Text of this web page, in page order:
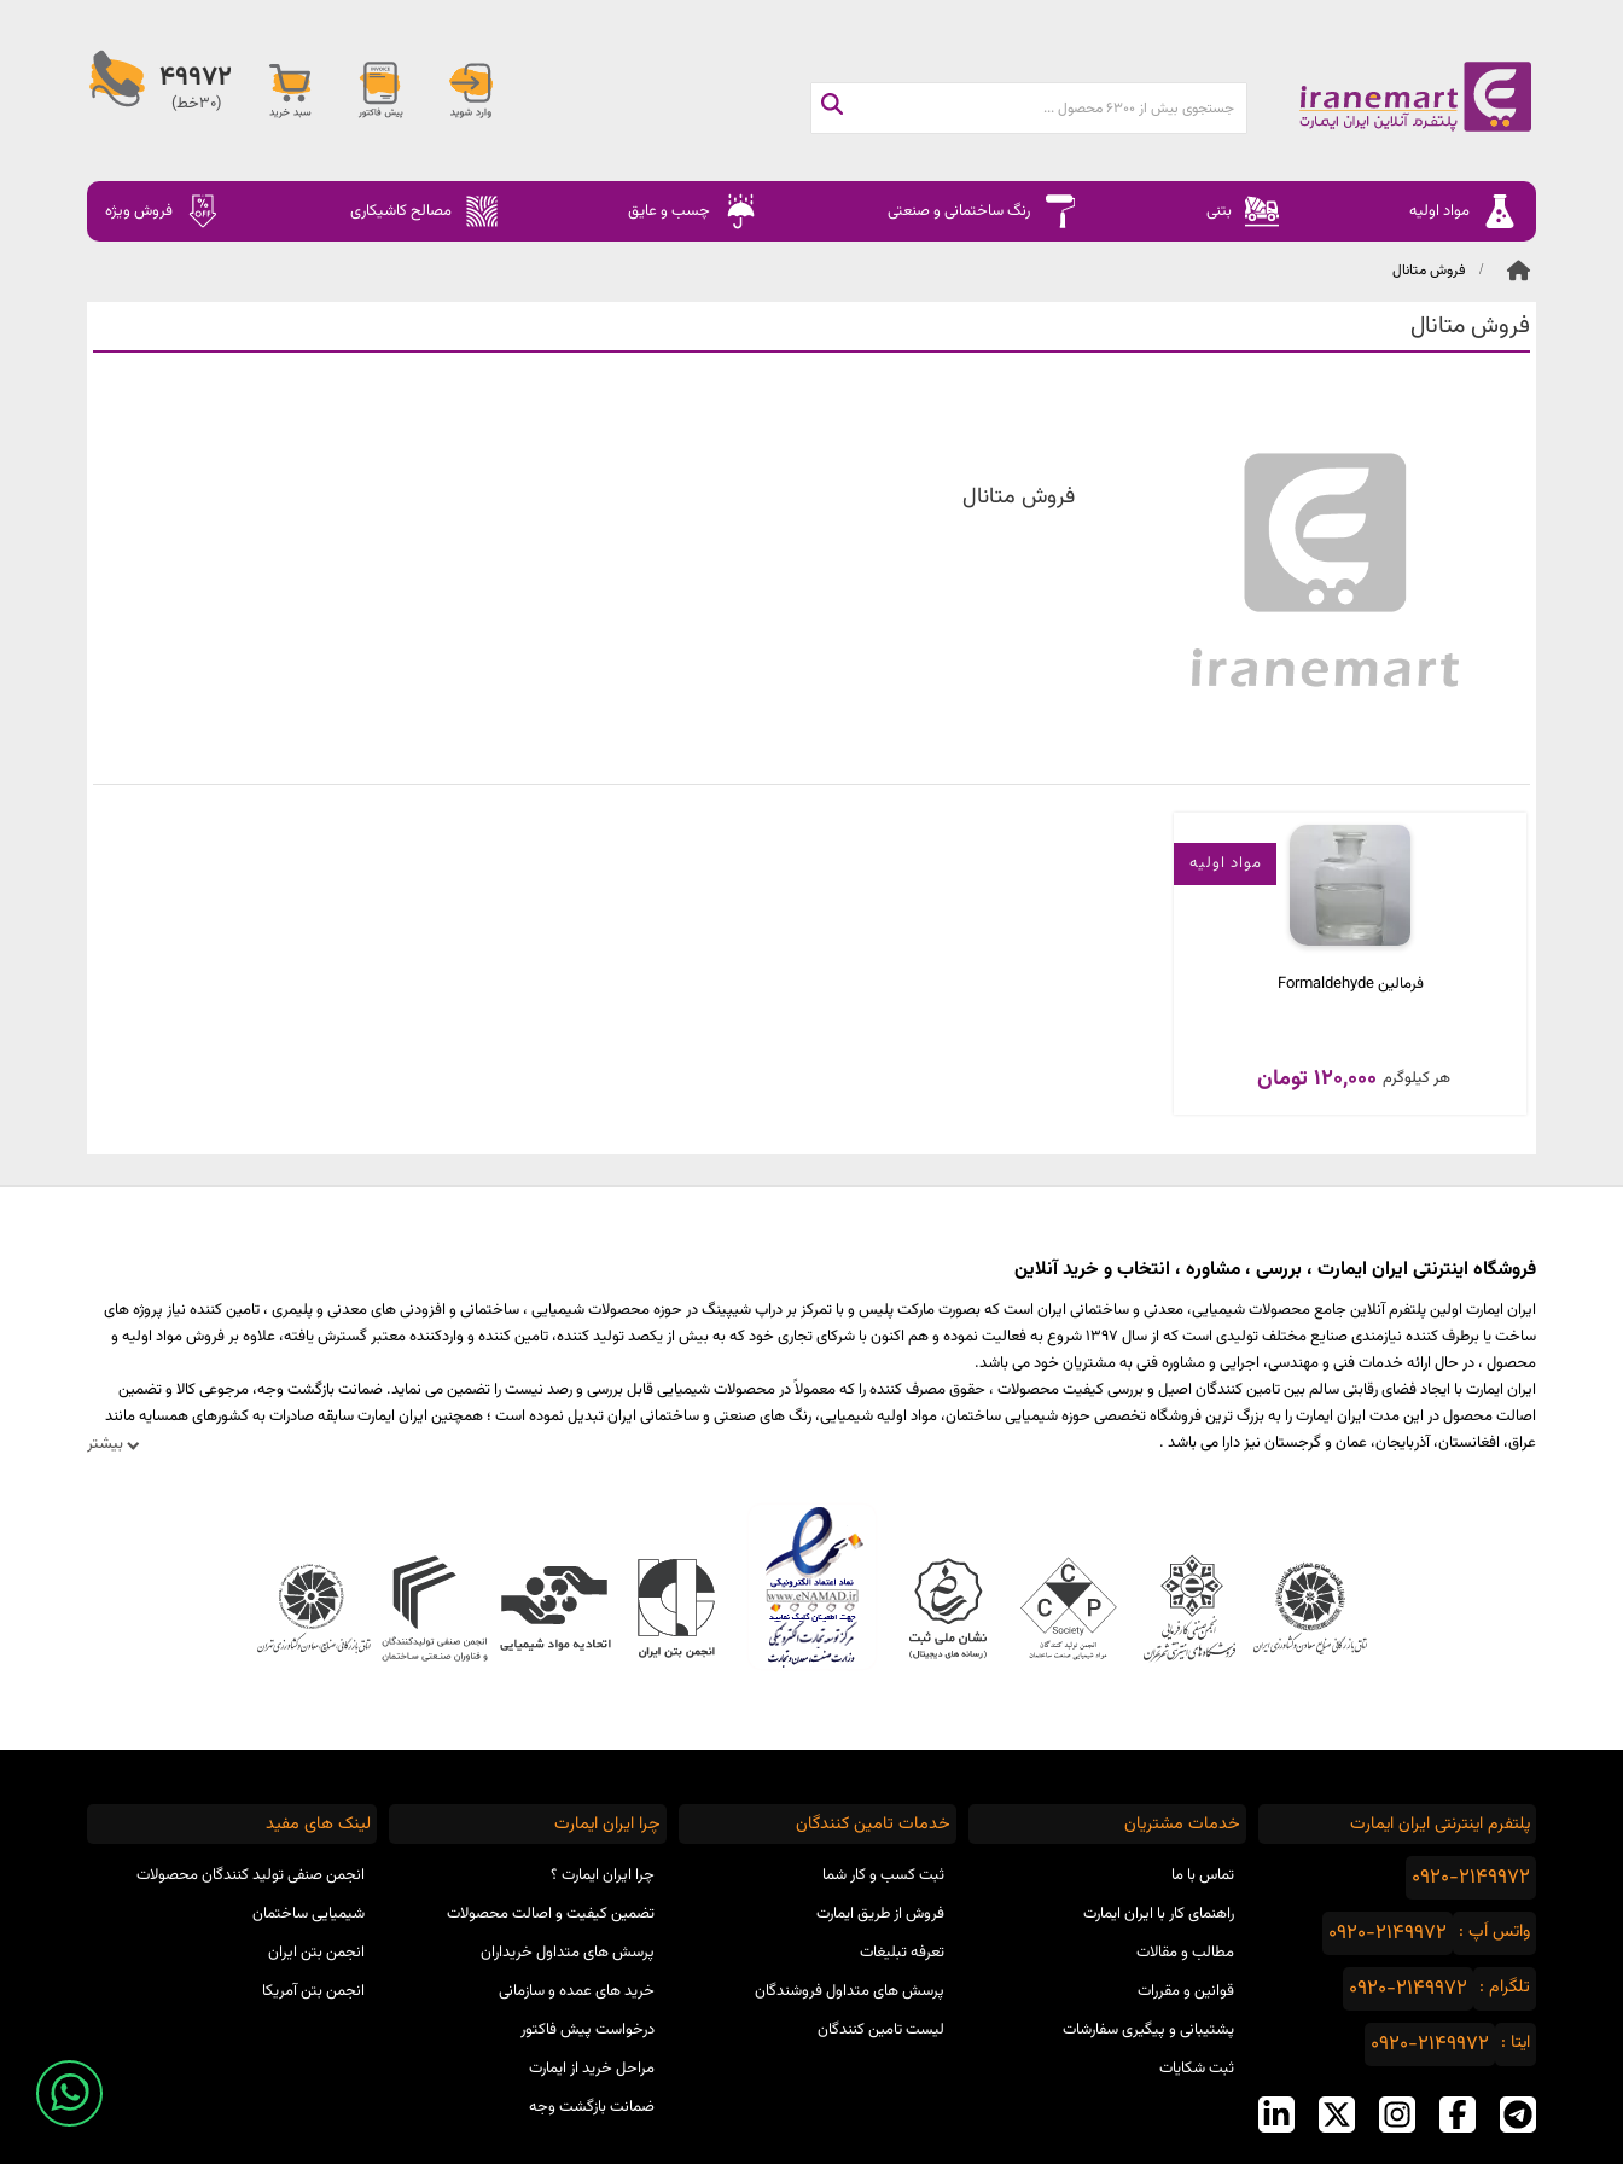
49972
(30خط)
مواد اولیه بتنی رنگ ساختمانی و صنعتی چسب و عایق مصالح کاشیکاری فروش ویژه
فروش متانال
فروش متانال
فروش متانال
مواد اولیه
فرمالین Formaldehyde
120,000 تومان هر کیلوگرم
فروشگاه اینترنتی ایران ایمارت ، بررسی ، مشاوره ، انتخاب و خرید آنلاین
بیشتر
ایران ایمارت اولین پلتفرم آنلاین جامع محصولات شیمیایی، معدنی و ساختمانی ایران است که بصورت مارکت پلیس و با تمرکز بر دراپ شیپینگ در حوزه محصولات شیمیایی ، ساختمانی و افزودنی های معدنی و پلیمری ، تامین کننده نیاز پروژه های
ساخت یا برطرف کننده نیازمندی صنایع مختلف تولیدی است که از سال 1397 شروع به فعالیت نموده و هم اکنون با شرکای تجاری خود که به بیش از یکصد تولید کننده، تامین کننده و واردکننده معتبر گسترش یافته، علاوه بر فروش مواد اولیه و
محصول ، در حال ارائه خدمات فنی و مهندسی، اجرایی و مشاوره فنی به مشتریان خود می باشد.
ایران ایمارت با ایجاد فضای رقابتی سالم بین تامین کنندگان اصیل و بررسی کیفیت محصولات ، حقوق مصرف کننده را که معمولاً در محصولات شیمیایی قابل بررسی و رصد نیست را تضمین می نماید. ضمانت بازگشت وجه، مرجوعی کالا و تضمین
اصالت محصول در این مدت ایران ایمارت را به بزرگ ترین فروشگاه تخصصی حوزه شیمیایی ساختمان، مواد اولیه شیمیایی، رنگ های صنعتی و ساختمانی ایران تبدیل نموده است ؛ همچنین ایران ایمارت سابقه صادرات به کشورهای همسایه مانند
عراق، افغانستان، آذربایجان، عمان و گرجستان نیز دارا می باشد .
پلتفرم اینترنتی ایران ایمارت
0920-2149972
واتس اَپ : 0920-2149972
تلگرام : 0920-2149972
ایتا : 0920-2149972
خدمات مشتریان
تماس با ما
راهنمای کار با ایران ایمارت
مطالب و مقالات
قوانین و مقررات
پشتیبانی و پیگیری سفارشات
ثبت شکایات
خدمات تامین کنندگان
ثبت کسب و کار شما
فروش از طریق ایمارت
تعرفه تبلیغات
پرسش های متداول فروشندگان
لیست تامین کنندگان
چرا ایران ایمارت
چرا ایران ایمارت ؟
تضمین کیفیت و اصالت محصولات
پرسش های متداول خریداران
خرید های عمده و سازمانی
درخواست پیش فاکتور
مراحل خرید از ایمارت
ضمانت بازگشت وجه
لینک های مفید
انجمن صنفی تولید کنندگان محصولات
شیمیایی ساختمان
انجمن بتن ایران
انجمن بتن آمریکا